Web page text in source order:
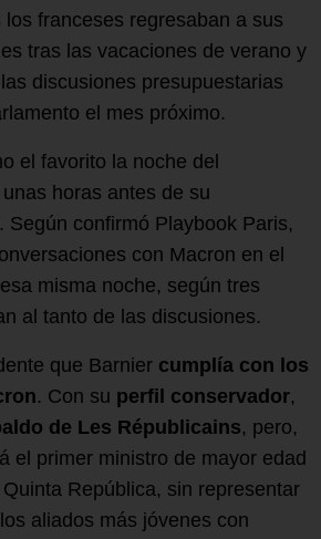
franceses regresaban a sus
tras las vacaciones de verano y
discusiones presupuestarias
el mes próximo.
el favorito la noche del
horas antes de su
Según confirmó Playbook Paris,
con Macron en el
misma noche, según tres
al tanto de las discusiones.
que Barnier cumplía con los
. Con su perfil conservador,
de Les Républicains, pero,
el primer ministro de mayor edad
República, sin representar
aliados más jóvenes con